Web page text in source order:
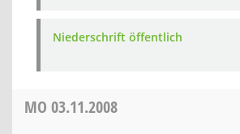
Niederschrift öffentlich
MO 03.11.2008